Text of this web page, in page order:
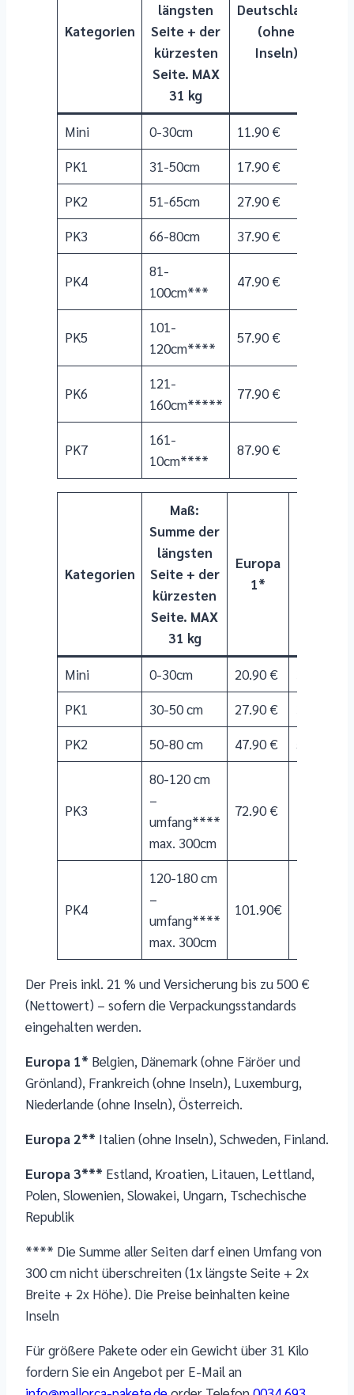
Kategorien
längsten
Seite + der
kürzesten
Seite. MAX
31 kg
Deutschland
(ohne
Inseln)
Mini 0-30cm
11.90 €
PK1
31-50cm
17.90 €
PK2
51-65cm
27.90 €
PK3
66-80cm 37.90 €
PK4
81-
100cm***
47.90 €
PK5
101-
120cm****
57.90 €
PK6
121-
160cm*****
77.90 €
PK7
161-
10cm****
87.90 €
Kategorien
Maß:
Summe der
längsten
Seite + der
kürzesten
Seite. MAX
31 kg
Europa
1*
Mini 0-30cm 20.90 €
PK1
30-50 cm 27.90 €
PK2
50-80 cm 47.90 € 57.90 €
PK3
80-120 cm
–
umfang****
max. 300cm
72.90 €
PK4
120-180 cm
–
umfang****
max. 300cm
101.90€
Der Preis inkl. 21 % und Versicherung bis zu 500 €
(Nettowert) – sofern die Verpackungsstandards
eingehalten werden.
Europa 1* Belgien, Dänemark (ohne Färöer und
Grönland), Frankreich (ohne Inseln), Luxemburg,
Niederlande (ohne Inseln), Österreich.
Europa 2** Italien (ohne Inseln), Schweden, Finland.
Europa 3*** Estland, Kroatien, Litauen, Lettland,
Polen, Slowenien, Slowakei, Ungarn, Tschechische
Republik
**** Die Summe aller Seiten darf einen Umfang von
300 cm nicht überschreiten (1x längste Seite + 2x
Breite + 2x Höhe). Die Preise beinhalten keine
Inseln
Für größere Pakete oder ein Gewicht über 31 Kilo
fordern Sie ein Angebot per E-Mail an